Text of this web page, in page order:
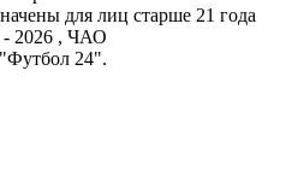
для лиц старше 21 года
- 2026 , ЧАО
24".